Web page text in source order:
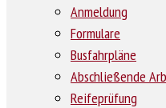
Anmeldung
Formulare
Busfahrpläne
Abschließende
Reifeprüfung